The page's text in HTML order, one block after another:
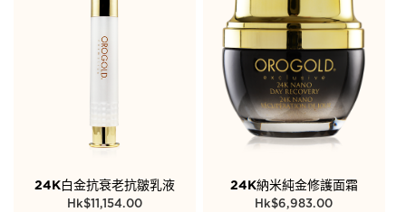
24K白金抗衰老抗皺乳液
$11,154.00
24K納米純金修護面霜
$6,983.00